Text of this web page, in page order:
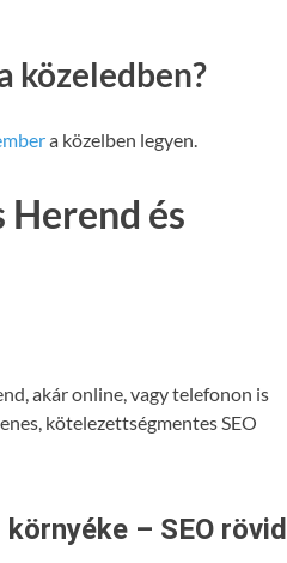
közeledben?
a közelben legyen.
és
akár online, vagy telefonon is
kötelezettségmentes SEO
– SEO rövid